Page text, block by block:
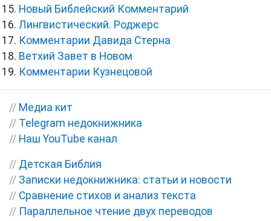
Новый Библейский Комментарий
Лингвистический. Роджерс
Комментарии Давида Стерна
Ветхий Завет в Новом
Комментарии Кузнецовой
// Медиа кит
// Telegram недокнижника
// Наш YouTube канал
// Детская Библия
// Записки недокнижника: статьи и новости
// Сравнение стихов и анализ текста
// Параллельное чтение двух переводов